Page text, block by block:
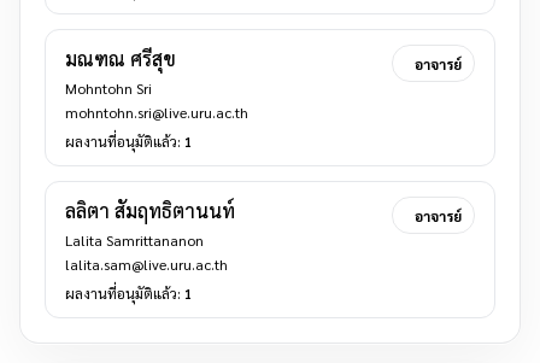
มณฑณ ศรีสุข
Mohntohn Sri
mohntohn.sri@live.uru.ac.th
ผลงานที่อนุมัติแล้ว: 1
อาจารย์
ลลิตา สัมฤทธิตานนท์
Lalita Samrittananon
lalita.sam@live.uru.ac.th
ผลงานที่อนุมัติแล้ว: 1
อาจารย์